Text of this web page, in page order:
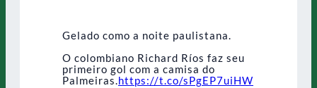
Gelado como a noite paulistana.
O colombiano Richard Ríos faz seu
primeiro gol com a camisa do
Palmeiras.https://t.co/sPgEP7uiHW